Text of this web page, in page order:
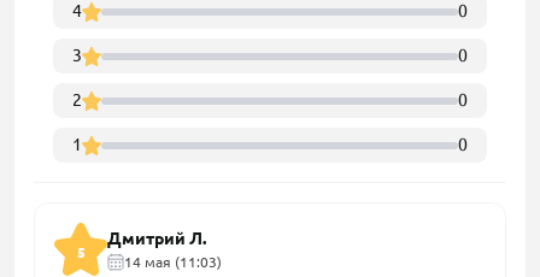
4 0
3 0
2 0
1 0
5
Дмитрий Л.
14 мая (11:03)